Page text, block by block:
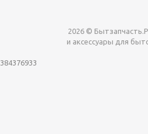
2026 ©
и аксессуары для
384376933